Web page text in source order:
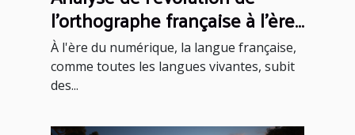
l'orthographe française à l'ère
du numérique
À l'ère du numérique, la langue française,
comme toutes les langues vivantes, subit
des...